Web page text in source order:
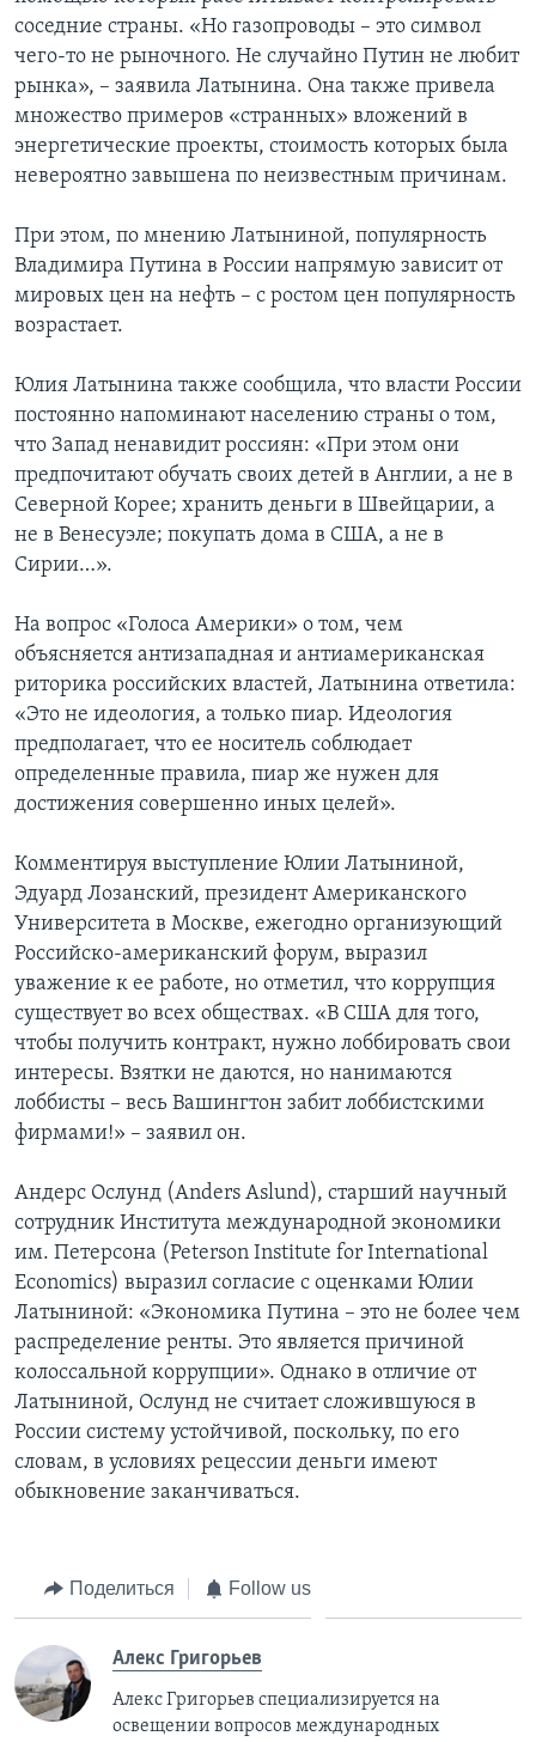
соседние страны. «Но газопроводы – это символ
чего-то не рыночного. Не случайно Путин не любит
рынка», – заявила Латынина. Она также привела
множество примеров «странных» вложений в
энергетические проекты, стоимость которых была
невероятно завышена по неизвестным причинам.
При этом, по мнению Латыниной, популярность
Владимира Путина в России напрямую зависит от
мировых цен на нефть – с ростом цен популярность
возрастает.
Юлия Латынина также сообщила, что власти России
постоянно напоминают населению страны о том,
что Запад ненавидит россиян: «При этом они
предпочитают обучать своих детей в Англии, а не в
Северной Корее; хранить деньги в Швейцарии, а
не в Венесуэле; покупать дома в США, а не в
Сирии…».
На вопрос «Голоса Америки» о том, чем
объясняется антизападная и антиамериканская
риторика российских властей, Латынина ответила:
«Это не идеология, а только пиар. Идеология
предполагает, что ее носитель соблюдает
определенные правила, пиар же нужен для
достижения совершенно иных целей».
Комментируя выступление Юлии Латыниной,
Эдуард Лозанский, президент Американского
Университета в Москве, ежегодно организующий
Российско-американский форум, выразил
уважение к ее работе, но отметил, что коррупция
существует во всех обществах. «В США для того,
чтобы получить контракт, нужно лоббировать свои
интересы. Взятки не даются, но нанимаются
лоббисты – весь Вашингтон забит лоббистскими
фирмами!» – заявил он.
Андерс Ослунд (Anders Aslund), старший научный
сотрудник Института международной экономики
им. Петерсона (Peterson Institute for International
Economics) выразил согласие с оценками Юлии
Латыниной: «Экономика Путина – это не более чем
распределение ренты. Это является причиной
колоссальной коррупции». Однако в отличие от
Латыниной, Ослунд не считает сложившуюся в
России систему устойчивой, поскольку, по его
словам, в условиях рецессии деньги имеют
обыкновение заканчиваться.
Поделиться Follow us
Алекс Григорьев
Алекс Григорьев специализируется на
освещении вопросов международных